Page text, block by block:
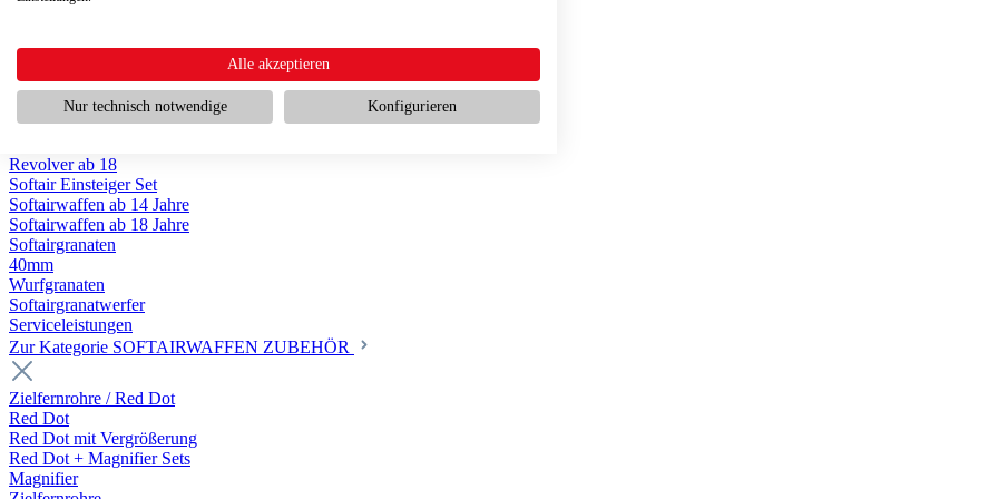
Scharfschützengewehr ab 18
Softair Pistolen
Softair Pistolen elektrisch ab 14
Softair Pistolen Federdruck ab 14
Softair Pistolen HPA Luftdruck ab 18
Revolver ab 18
Softair Einsteiger Set
Softairwaffen ab 14 Jahre
Softairwaffen ab 18 Jahre
Softairgranaten
40mm
Wurfgranaten
Softairgranatwerfer
Serviceleistungen
Zur Kategorie SOFTAIRWAFFEN ZUBEHÖR
Zielfernrohre / Red Dot
Red Dot
Red Dot mit Vergrößerung
Red Dot + Magnifier Sets
Magnifier
Alle akzeptieren
Nur technisch notwendige Konfigurieren